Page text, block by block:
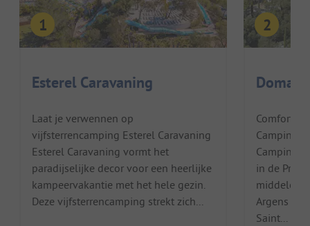
Esterel Caravaning
Laat je verwennen op
vijfsterrencamping Esterel Caravaning
Esterel Caravaning vormt het
paradijselijke decor voor een heerlijke
kampeervakantie met het hele gezin.
Deze vijfsterrencamping strekt zich...
Camping
Camping
in de
Argens en
Saint...